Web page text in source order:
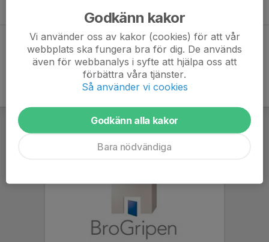
Hela kalendern
Godkänn kakor
Vi använder oss av kakor (cookies) för att vår
webbplats ska fungera bra för dig. De används
även för webbanalys i syfte att hjälpa oss att
förbättra våra tjänster.
Så använder vi cookies
Godkänn alla kakor
Bara nödvändiga